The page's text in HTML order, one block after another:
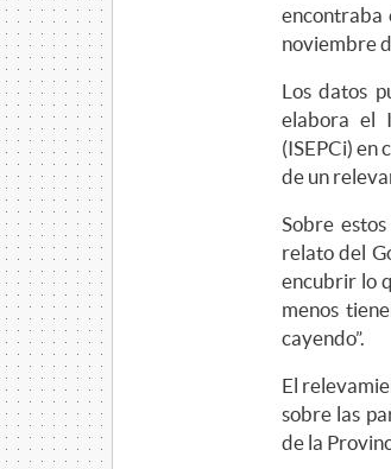
noviembre
Los datos
elabora el
(ISEPCi)
de un
Sobre
relato del
encubrir lo
menos
cayendo”.
El
sobre las
de la